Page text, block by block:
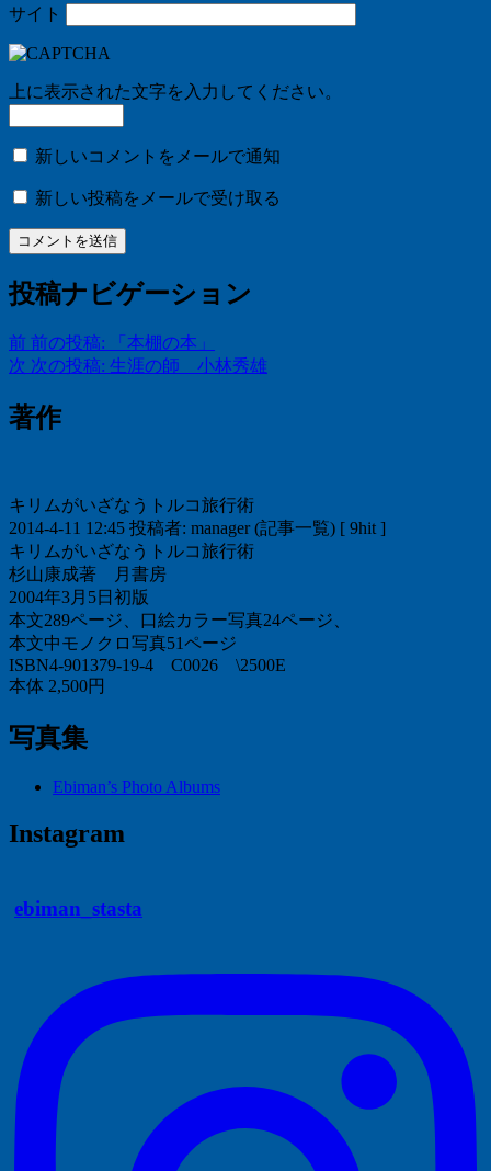
サイト
上に表示された文字を入力してください。
新しいコメントをメールで通知
新しい投稿をメールで受け取る
投稿ナビゲーション
前 前の投稿:
「本棚の本」
次 次の投稿: 生涯の師 小林秀雄
著作
キリムがいざなうトルコ旅行術
2014-4-11 12:45 投稿者: manager (記事一覧) [ 9hit ]
キリムがいざなうトルコ旅行術
杉山康成著 月書房
2004年3月5日初版
本文289ページ、口絵カラー写真24ページ、
本文中モノクロ写真51ページ
ISBN4-901379-19-4 C0026 \2500E
本体 2,500円
写真集
Ebiman’s Photo Albums
Instagram
ebiman_stasta